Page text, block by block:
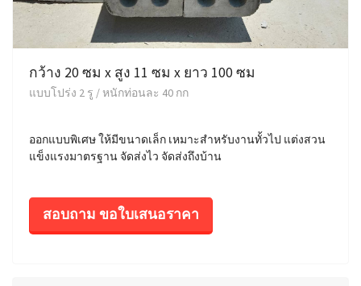
กว้าง 20 ซม x สูง 11 ซม x ยาว 100 ซม
แบบโปร่ง 2 รู / หนักท่อนละ 40 กก
ออกแบบพิเศษ ให้มีขนาดเล็ก เหมาะสำหรับงานทั้วไป แต่งสวน
แข็งแรงมาตรฐาน จัดส่งไว จัดส่งถึงบ้าน
สอบถาม ขอใบเสนอราคา